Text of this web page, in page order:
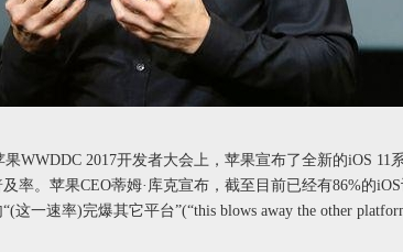
WWDDC 2017开发者大会上，苹果宣布了全新的iOS 11
率。苹果CEO蒂姆·库克宣布，截至目前已经有86%的
这一速率)完爆其它平台”(“this blows away the other